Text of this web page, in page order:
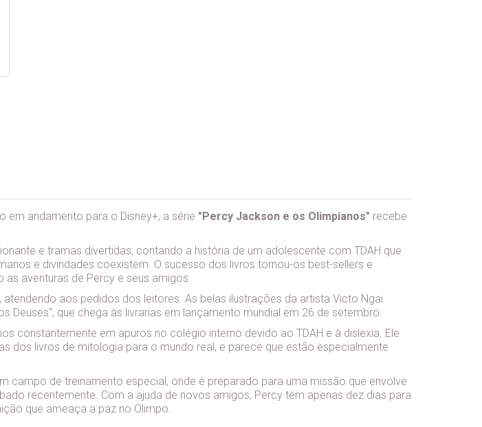
em andamento para o Disney+, a série "Percy Jackson e os Olimpianos" recebe
e tramas divertidas, contando a história de um adolescente com TDAH que
e divindades coexistem. O sucesso dos livros tornou-os best-sellers e
aventuras de Percy e seus amigos.
aos pedidos dos leitores. As belas ilustrações da artista Victo Ngai
Deuses", que chega às livrarias em lançamento mundial em 26 de setembro.
constantemente em apuros no colégio interno devido ao TDAH e à dislexia. Ele
dos livros de mitologia para o mundo real, e parece que estão especialmente
campo de treinamento especial, onde é preparado para uma missão que envolve
recentemente. Com a ajuda de novos amigos, Percy tem apenas dez dias para
que ameaça a paz no Olimpo.